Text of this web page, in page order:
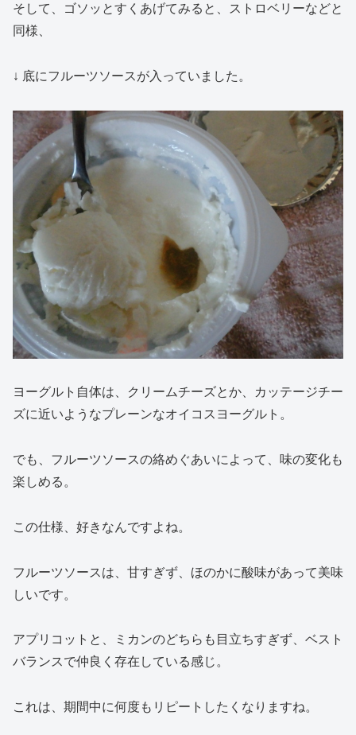
そして、ゴソッとすくあげてみると、ストロベリーなどと
同様、
↓ 底にフルーツソースが入っていました。
ヨーグルト自体は、クリームチーズとか、カッテージチー
ズに近いようなプレーンなオイコスヨーグルト。
でも、フルーツソースの絡めぐあいによって、味の変化も
楽しめる。
この仕様、好きなんですよね。
フルーツソースは、甘すぎず、ほのかに酸味があって美味
しいです。
アプリコットと、ミカンのどちらも目立ちすぎず、ベスト
バランスで仲良く存在している感じ。
これは、期間中に何度もリピートしたくなりますね。